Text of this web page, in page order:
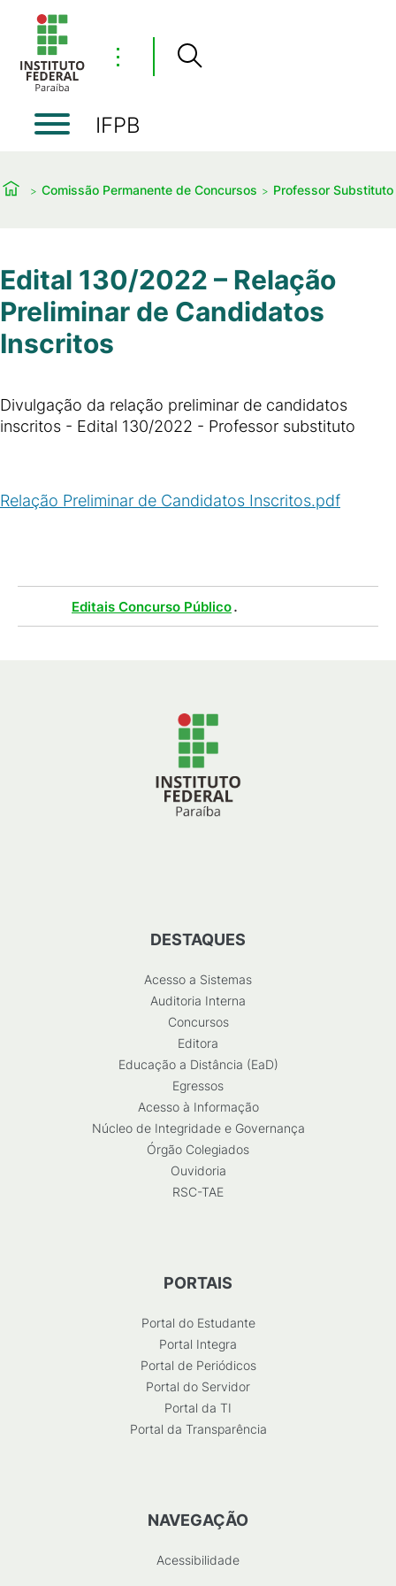
⋮
IFPB
Comissão Permanente de Concursos Professor Substituto
Edital 130/2022 – Relação
Preliminar de Candidatos
Inscritos
Divulgação da relação preliminar de candidatos
inscritos - Edital 130/2022 - Professor substituto
Relação Preliminar de Candidatos Inscritos.pdf
Editais Concurso Público.
DESTAQUES
Acesso a Sistemas
Auditoria Interna
Concursos
Editora
Educação a Distância (EaD)
Egressos
Acesso à Informação
Núcleo de Integridade e Governança
Órgão Colegiados
Ouvidoria
RSC-TAE
PORTAIS
Portal do Estudante
Portal Integra
Portal de Periódicos
Portal do Servidor
Portal da TI
Portal da Transparência
NAVEGAÇÃO
Acessibilidade